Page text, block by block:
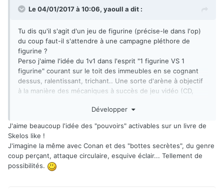
Le 04/01/2017 à 10:06, yaoull a dit :
Tu dis qu'il s'agit d'un jeu de figurine (précise-le dans l'op)
du coup faut-il s'attendre à une campagne pléthore de
figurine ?
Perso j'aime l'idée du 1v1 dans l'esprit "1 figurine VS 1
figurine" courant sur le toit des immeubles en se cognant
dessus, ralentissant, trichant.. Une sorte d'arène à objectif
à la manière des mécaniques à succès de jeu vidéo (CD,
gestion de cooldown de "pouvoir/action" est à mon avis
Développer
J'aime beaucoup l'idée des "pouvoirs" activables sur un livre de
Skelos like !
J'imagine la même avec Conan et des "bottes secrètes", du genre
coup perçant, attaque circulaire, esquive éclair... Tellement de
possibilités.